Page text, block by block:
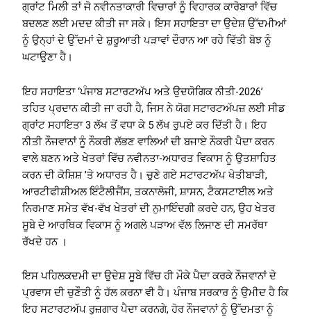
ਗ੍ਰਾਂਟ ਮਿਲੀ ਤਾਂ ਜੋ ਨਵੀਨਤਾਕਾਰੀ ਵਿਚਾਰਾਂ ਨੂੰ ਵਿਹਾਰਕ ਕਾਰੋਬਾਰਾਂ ਵਿੱਚ
ਬਦਲਣ ਲਈ ਮਦਦ ਕੀਤੀ ਜਾ ਸਕੇ। ਇਸ ਸਹਾਇਤਾ ਦਾ ਉਦੇਸ਼ ਉੱਦਮੀਆਂ
ਨੂੰ ਉਨ੍ਹਾਂ ਦੇ ਉੱਦਮਾਂ ਦੇ ਸ਼ੁਰੂਆਤੀ ਪੜਾਵਾਂ ਦੌਰਾਨ ਆ ਰਹੇ ਵਿੱਤੀ ਬੋਝ ਨੂੰ
ਘਟਾਉਣਾ ਹੈ।
ਇਹ ਸਹਾਇਤਾ ‘ਪੰਜਾਬ ਸਟਾਰਟਅੱਪ ਅਤੇ ਉਦਯੋਗਿਕ ਨੀਤੀ-2026’
ਤਹਿਤ ਪ੍ਰਦਾਨ ਕੀਤੀ ਜਾ ਰਹੀ ਹੈ, ਜਿਸ ਨੇ ਯੋਗ ਸਟਾਰਟਅੱਪਜ਼ ਲਈ ਸੀਡ
ਗ੍ਰਾਂਟ ਸਹਾਇਤਾ 3 ਲੱਖ ਤੋਂ ਵਧਾ ਕੇ 5 ਲੱਖ ਰੁਪਏ ਕਰ ਦਿੱਤੀ ਹੈ। ਇਹ
ਨੀਤੀ ਨੌਜਵਾਨਾਂ ਨੂੰ ਨੌਕਰੀ ਲੱਭਣ ਵਾਲਿਆਂ ਦੀ ਬਜਾਏ ਨੌਕਰੀ ਪੈਦਾ ਕਰਨ
ਵਾਲੇ ਬਣਨ ਅਤੇ ਖੇਤਰਾਂ ਵਿੱਚ ਨਵੀਨਤਾ-ਅਧਾਰਤ ਵਿਕਾਸ ਨੂੰ ਉਤਸ਼ਾਹਿਤ
ਕਰਨ ਦੀ ਕੋਸ਼ਿਸ਼ ’ਤੇ ਅਧਾਰਤ ਹੈ। ਚੁਣੇ ਗਏ ਸਟਾਰਟਅੱਪ ਖੇਤੀਬਾੜੀ,
ਆਰਟੀਫੀਸ਼ੀਅਲ ਇੰਟੈਲੀਜੈਂਸ, ਤਕਨਾਲੋਜੀ, ਸ਼ਾਸਨ, ਟੈਕਸਟਾਈਲ ਅਤੇ
ਨਿਰਮਾਣ ਸਮੇਤ ਵੱਖ-ਵੱਖ ਖੇਤਰਾਂ ਦੀ ਨੁਮਾਇੰਦਗੀ ਕਰਦੇ ਹਨ, ਉਹ ਖੇਤਰ
ਸੂਬੇ ਦੇ ਆਰਥਿਕ ਵਿਕਾਸ ਨੂੰ ਅਗਲੇ ਪੜਾਅ ਵੱਲ ਲਿਜਾਣ ਦੀ ਸਮਰੱਥਾ
ਰੱਖਦੇ ਹਨ ।
ਇਸ ਪਹਿਲਕਦਮੀ ਦਾ ਉਦੇਸ਼ ਸੂਬੇ ਵਿੱਚ ਹੀ ਮੌਕੇ ਪੈਦਾ ਕਰਕੇ ਨੌਜਵਾਨਾਂ ਦੇ
ਪ੍ਰਵਾਸ ਦੀ ਚੁਣੌਤੀ ਨੂੰ ਹੱਲ ਕਰਨਾ ਵੀ ਹੈ। ਪੰਜਾਬ ਸਰਕਾਰ ਨੂੰ ਉਮੀਦ ਹੈ ਕਿ
ਇਹ ਸਟਾਰਟਅੱਪ ਰੁਜ਼ਗਾਰ ਪੈਦਾ ਕਰਨਗੇ, ਹੋਰ ਨੌਜਵਾਨਾਂ ਨੂੰ ਉੱਦਮਤਾ ਨੂੰ